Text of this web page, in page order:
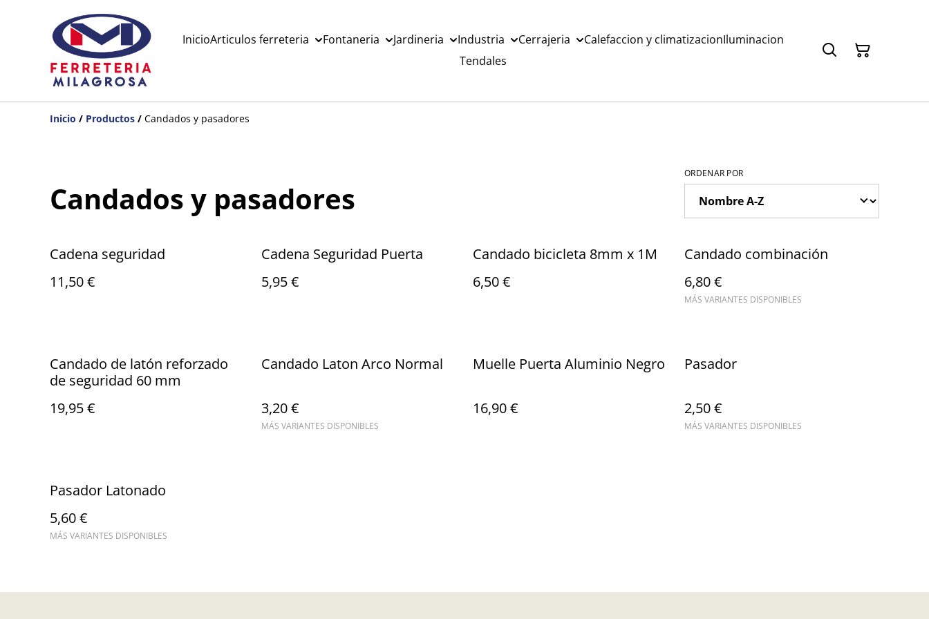
InicioArticulos ferreteria Fontaneria Jardineria Industria Cerrajeria Calefaccion y climatizacionIluminacion
Tendales
Inicio / Productos / Candados y pasadores
Candados y pasadores
ORDENAR POR
Cadena seguridad
11,50 €
Cadena Seguridad Puerta
5,95 €
Candado bicicleta 8mm x 1M
6,50 €
Candado combinación
6,80 €
MÁS VARIANTES DISPONIBLES
Candado de latón reforzado
de seguridad 60 mm
19,95 €
Candado Laton Arco Normal
3,20 €
MÁS VARIANTES DISPONIBLES
Muelle Puerta Aluminio Negro
16,90 €
Pasador
2,50 €
MÁS VARIANTES DISPONIBLES
Pasador Latonado
5,60 €
MÁS VARIANTES DISPONIBLES